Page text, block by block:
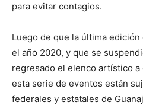
para evitar contagios.
Luego de que la última
el año 2020, y que se
regresado el elenco artístico
esta serie de eventos están
federales y estatales de